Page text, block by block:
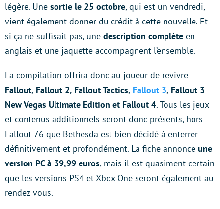
légère. Une sortie le 25 octobre, qui est un vendredi,
vient également donner du crédit à cette nouvelle. Et
si ça ne suffisait pas, une description complète en
anglais et une jaquette accompagnent l’ensemble.
La compilation offrira donc au joueur de revivre
Fallout, Fallout 2, Fallout Tactics, Fallout 3, Fallout 3
New Vegas Ultimate Edition et Fallout 4. Tous les jeux
et contenus additionnels seront donc présents, hors
Fallout 76 que Bethesda est bien décidé à enterrer
définitivement et profondément. La fiche annonce une
version PC à 39,99 euros, mais il est quasiment certain
que les versions PS4 et Xbox One seront également au
rendez-vous.